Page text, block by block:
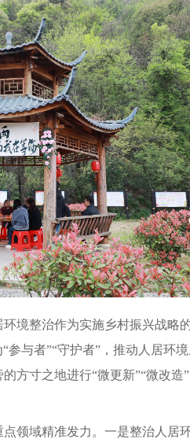
整治作为实施乡村振兴战略
与者”“守护者”，推动人居环
寸之地进行“微更新”“微改造
领域精准发力。一是整治人居